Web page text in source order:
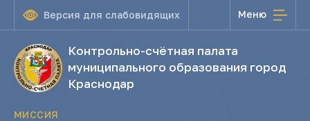
Версия для слабовидящих Меню
Контрольно-счётная палата
муниципального образования город
Краснодар
МИССИЯ